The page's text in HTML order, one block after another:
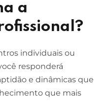
a
individuais ou
responderá
e dinâmicas que
que mais